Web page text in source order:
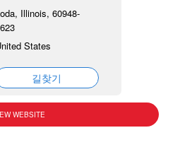
Illinois, 60948-
States
길찾기
WEBSITE